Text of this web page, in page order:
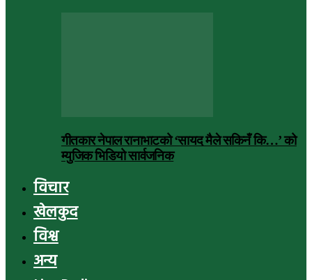
गीतकार नेपाल रानाभाटको ‘सायद मैले सकिनँ कि…’ को
म्युजिक भिडियो सार्वजनिक
विचार
खेलकुद
विश्व
अन्य